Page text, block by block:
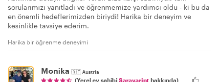
sorularımızı yanıtladı ve öğrenmemize yardımcı oldu - ki bu da
en önemli hedeflerimizden biriydi! Harika bir deneyim ve
kesinlikle tavsiye ederim.
Harika bir öğrenme deneyimi
Monika 🇦🇹Austria
(Yerel ev sahibi Saravarint hakkında)